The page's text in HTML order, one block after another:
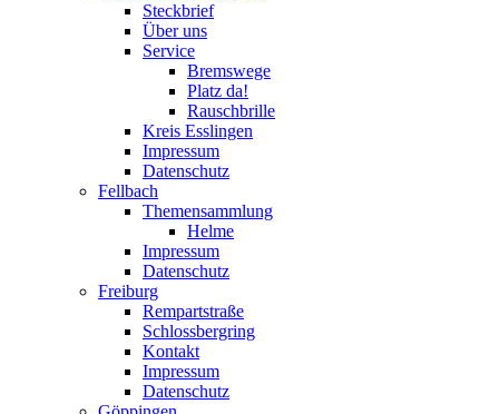
Steckbrief
Über uns
Service
Bremswege
Platz da!
Rauschbrille
Kreis Esslingen
Impressum
Datenschutz
Fellbach
Themensammlung
Helme
Impressum
Datenschutz
Freiburg
Rempartstraße
Schlossbergring
Kontakt
Impressum
Datenschutz